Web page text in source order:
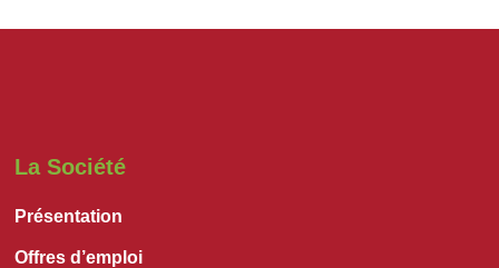
La Société
Présentation
Offres d’emploi